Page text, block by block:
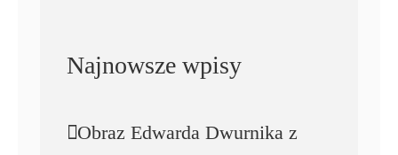
Najnowsze wpisy
Obraz Edwarda Dwurnika z